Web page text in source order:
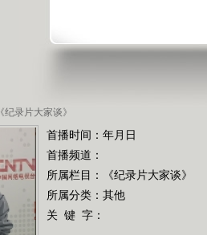
《纪录片大家谈》
首播时间：年月日
首播频道：
所属栏目：
《纪录片大家谈》
所属分类：其他
关 键 字：